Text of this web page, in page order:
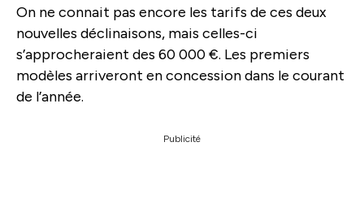
On ne connait pas encore les tarifs de ces deux
nouvelles déclinaisons, mais celles-ci
s’approcheraient des 60 000 €. Les premiers
modèles arriveront en concession dans le courant
de l’année.
Publicité